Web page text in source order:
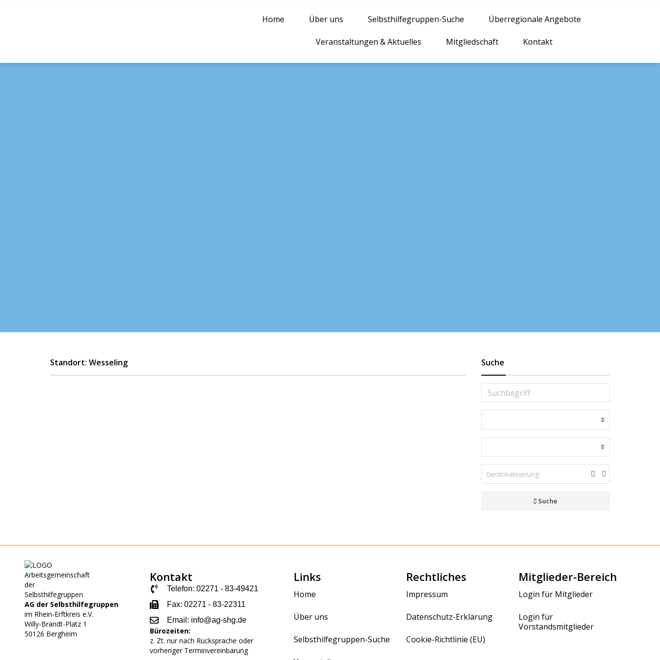
Home Über uns Selbsthilfegruppen-Suche Überregionale Angebote
Veranstaltungen & Aktuelles Mitgliedschaft Kontakt
Standort: Wesseling Suche
Suche
AG der Selbsthilfegruppen
im Rhein-Erftkreis e.V.
Willy-Brandt-Platz 1
50126 Bergheim
Kontakt
Telefon: 02271 - 83-49421
Fax: 02271 - 83-22311
Email: info@ag-shg.de
Bürozeiten:
z. Zt. nur nach Rücksprache oder
vorheriger Terminvereinbarung
Links
Home
Über uns
Selbsthilfegruppen-Suche
Rechtliches
Impressum
Datenschutz-Erklärung
Cookie-Richtlinie (EU)
Mitglieder-Bereich
Login für Mitglieder
Login für
Vorstandsmitglieder